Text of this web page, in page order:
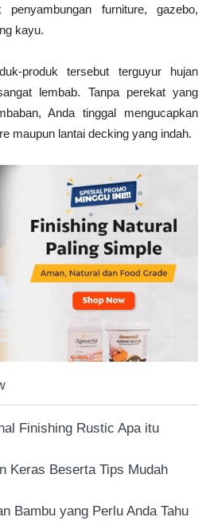
furniture, gazebo,
kayu.
produk tersebut terguyur hujan
lembab. Tanpa perekat yang
Anda tinggal mengucapkan
maupun lantai decking yang indah.
Finishing Rustic Apa itu
Keras Beserta Tips Mudah
Bambu yang Perlu Anda Tahu